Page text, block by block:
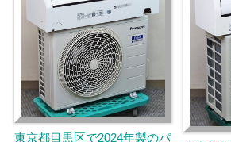
東京都目黒区で2024年製のパ